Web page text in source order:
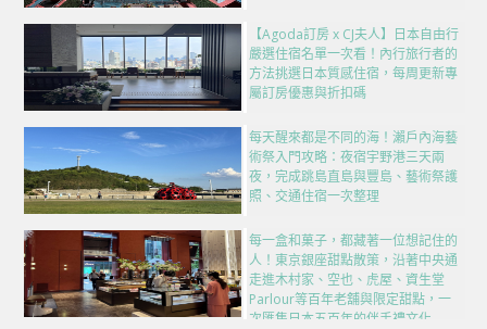
【Agoda訂房 x CJ夫人】日本自由行
嚴選住宿名單一次看！內行旅行者的
方法挑選日本質感住宿，每周更新專
屬訂房優惠與折扣碼
每天醒來都是不同的海！瀨戶內海藝
術祭入門攻略：夜宿宇野港三天兩
夜，完成跳島直島與豐島、藝術祭護
照、交通住宿一次整理
每一盒和菓子，都藏著一位想記住的
人！東京銀座甜點散策，沿著中央通
走進木村家、空也、虎屋、資生堂
Parlour等百年老舖與限定甜點，一
次匯集日本五百年的伴手禮文化